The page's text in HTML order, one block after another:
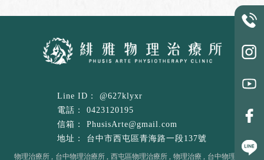
@627klyxr
0423120195
PhusisArte@gmail.com
台中市西屯區青海路一段137號
物理治療所 台中物理治療所 西屯區物理治療所 物理治療 台中物理治療